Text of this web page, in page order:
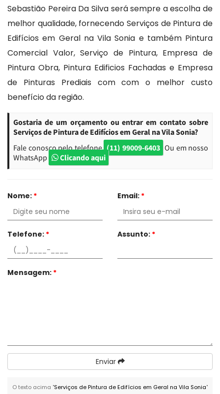
Sebastião Pereira Da Silva será sempre a escolha de
melhor qualidade, fornecendo Serviços de Pintura de
Edifícios em Geral na Vila Sonia e também Pintura
Comercial Valor, Serviço de Pintura, Empresa de
Pintura Obra, Pintura Edificios Fachadas e Empresa
de Pinturas Prediais com com o melhor custo
benefício da região.
Gostaria de um orçamento ou entrar em contato sobre
Serviços de Pintura de Edifícios em Geral na Vila Sonia?
Fale conosco pelo telefone (11) 99009-6403 Ou em nosso
WhatsApp
Clicando aqui
Nome: * Email: *
Telefone: * Assunto: *
Mensagem: *
Enviar
O texto acima "Serviços de Pintura de Edifícios em Geral na Vila Sonia"